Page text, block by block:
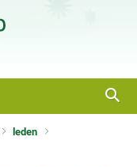
leden